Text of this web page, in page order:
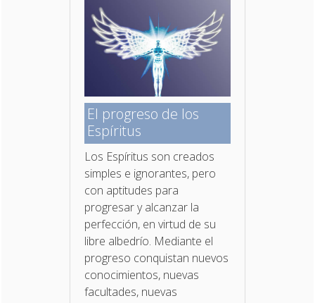
El progreso de los
Espíritus
Los Espíritus son creados
simples e ignorantes, pero
con aptitudes para
progresar y alcanzar la
perfección, en virtud de su
libre albedrío. Mediante el
progreso conquistan nuevos
conocimientos, nuevas
facultades, nuevas